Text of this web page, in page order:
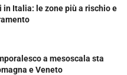
Italia: le zone più a rischio e
a mesoscala sta
e Veneto